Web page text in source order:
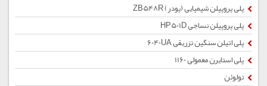
پلی پروپیلن شیمیایی (پودر) ZB548R
پلی پروپیلن نساجی HP501D
پلی اتیلن سنگین تزریقی 6040UA
پلی استایرن معمولی 1160
تولوئن